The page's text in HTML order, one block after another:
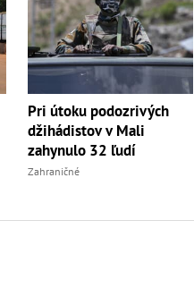
Pri útoku podozrivých
džihádistov v Mali
zahynulo 32 ľudí
Zahraničné